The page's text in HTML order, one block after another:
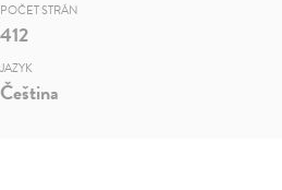
POČET STRÁN
412
JAZYK
Čeština